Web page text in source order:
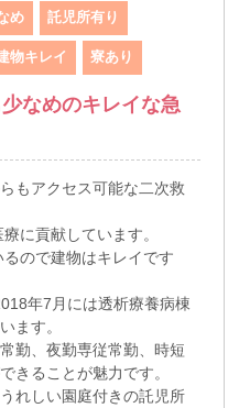
め 託児所有り
物キレイ 寮あり
なめのキレイな急
もアクセス可能な二次救
に貢献しています。
ので建物はキレイです
年7月には透析療養病棟
ます。
勤、夜勤専従常勤、時短
きることが魅力です。
れしい園庭付きの託児所